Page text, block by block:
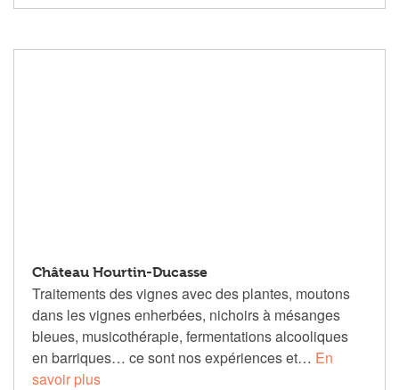
Château Hourtin-Ducasse
Traitements des vignes avec des plantes, moutons
dans les vignes enherbées, nichoirs à mésanges
bleues, musicothérapie, fermentations alcooliques
en barriques… ce sont nos expériences et… En
savoir plus